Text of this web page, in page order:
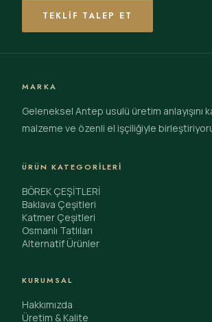
TEKLIF TALEP ET
MARKA
Geleneksel Antep usulü üretim anlayışını
malzeme ve özenli el işçiliğiyle
ÜRÜN KATEGORILERI
BÖREK ÇEŞİTLERİ
Baklava Çeşitleri
Katmer Çeşitleri
Osmanlı Tatlıları
Alternatif Ürünler
KURUMSAL
Hakkımızda
Üretim & Kalite